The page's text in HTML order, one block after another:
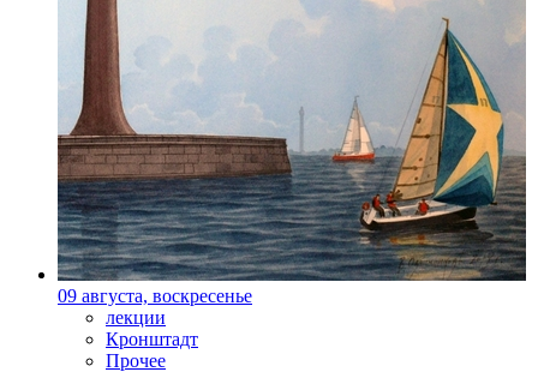
09 августа, воскресенье
лекции
Кронштадт
Прочее